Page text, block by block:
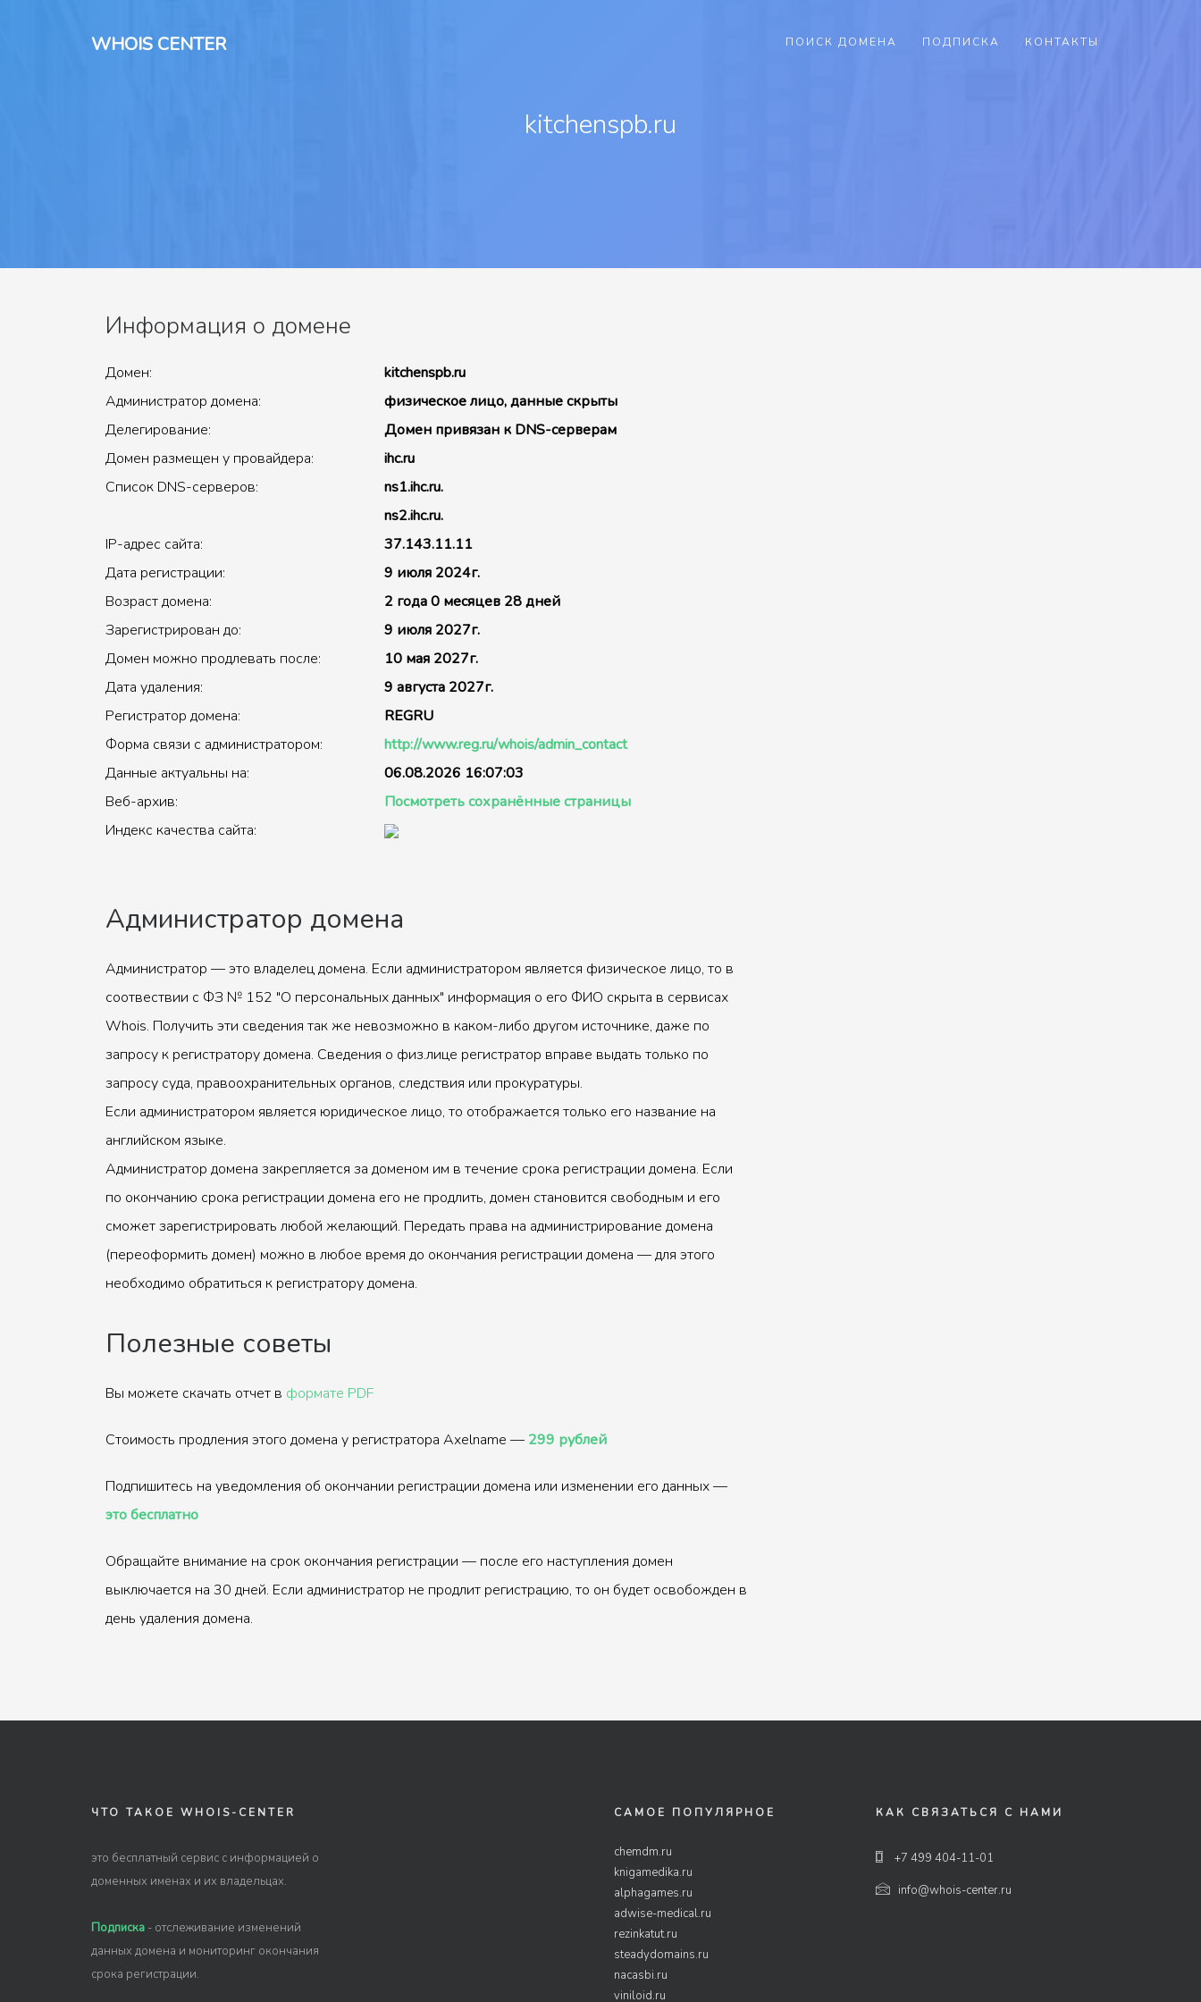
WHOIS CENTER ПОИСК ДОМЕНА ПОДПИСКА КОНТАКТЫ
kitchenspb.ru
Информация о домене
Домен:
kitchenspb.ru
Администратор домена:
физическое лицо, данные скрыты
Делегирование:
Домен привязан к DNS-серверам
Домен размещен у провайдера:
ihc.ru
Список DNS-серверов:
ns1.ihc.ru.
ns2.ihc.ru.
IP-адрес сайта:
37.143.11.11
Дата регистрации:
9 июля 2024г.
Возраст домена:
2 года 0 месяцев 28 дней
Зарегистрирован до:
9 июля 2027г.
Домен можно продлевать после:
10 мая 2027г.
Дата удаления:
9 августа 2027г.
Регистратор домена:
REGRU
Форма связи с администратором:
http://www.reg.ru/whois/admin_contact
Данные актуальны на:
06.08.2026 16:07:03
Веб-архив:
Посмотреть сохранённые страницы
Индекс качества сайта:
Администратор домена
Администратор — это владелец домена. Если администратором является физическое лицо, то в
соотвествии с ФЗ № 152 "О персональных данных" информация о его ФИО скрыта в сервисах
Whois. Получить эти сведения так же невозможно в каком-либо другом источнике, даже по
запросу к регистратору домена. Сведения о физ.лице регистратор вправе выдать только по
запросу суда, правоохранительных органов, следствия или прокуратуры.
Если администратором является юридическое лицо, то отображается только его название на
английском языке.
Администратор домена закрепляется за доменом им в течение срока регистрации домена. Если
по окончанию срока регистрации домена его не продлить, домен становится свободным и его
сможет зарегистрировать любой желающий. Передать права на администрирование домена
(переоформить домен) можно в любое время до окончания регистрации домена — для этого
необходимо обратиться к регистратору домена.
Полезные советы
Вы можете скачать отчет в формате PDF
Стоимость продления этого домена у регистратора Axelname — 299 рублей
Подпишитесь на уведомления об окончании регистрации домена или изменении его данных —
это бесплатно
Обращайте внимание на срок окончания регистрации — после его наступления домен
выключается на 30 дней. Если администратор не продлит регистрацию, то он будет освобожден в
день удаления домена.
ЧТО ТАКОЕ WHOIS-CENTER
это бесплатный сервис с информацией о
доменных именах и их владельцах.
Подписка - отслеживание изменений
данных домена и мониторинг окончания
срока регистрации.
САМОЕ ПОПУЛЯРНОЕ
chemdm.ru
knigamedika.ru
alphagames.ru
adwise-medical.ru
rezinkatut.ru
steadydomains.ru
nacasbi.ru
viniloid.ru
КАК СВЯЗАТЬСЯ С НАМИ
+7 499 404-11-01
info@whois-center.ru